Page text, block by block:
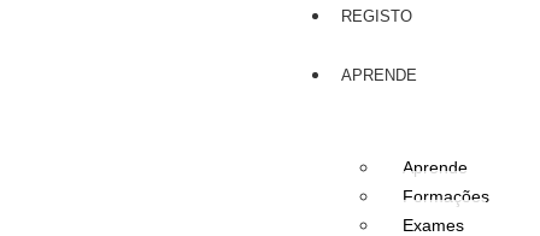
REGISTO
APRENDE
Aprende
Formações
Exames